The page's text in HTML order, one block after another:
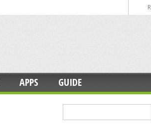
APPS GUIDE